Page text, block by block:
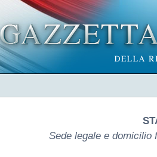
Sede legale e domicilio